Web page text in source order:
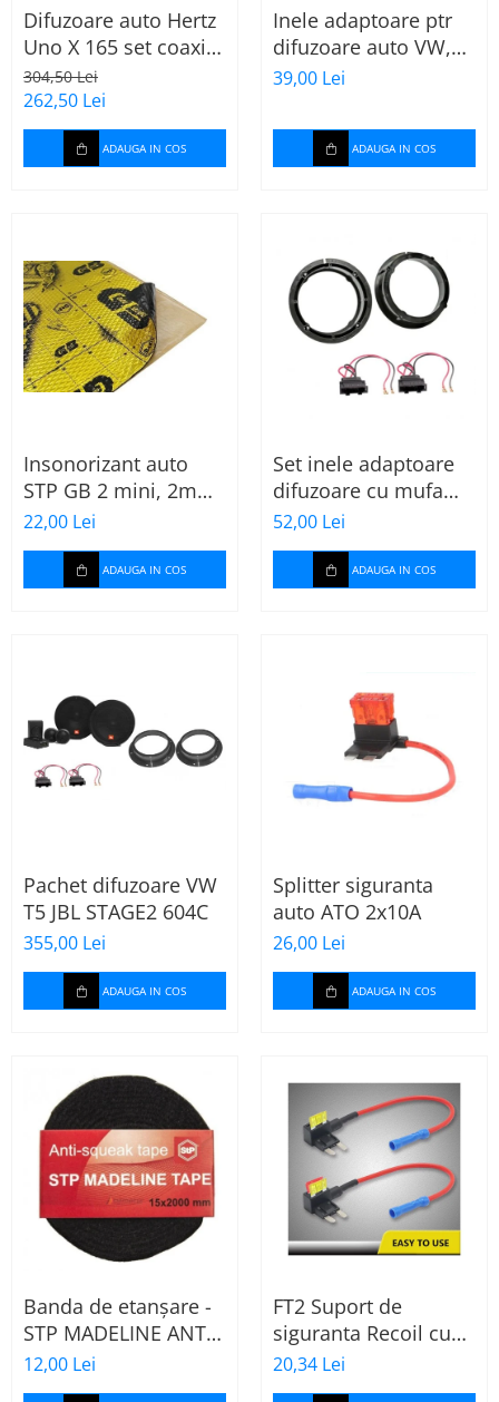
Difuzoare auto Hertz
Uno X 165 set coaxial
2 căi, 165mm, 55W
RMS, 4Ω, set 2
difuzoare
304,50 Lei
262,50 Lei
ADAUGA IN COS
Inele adaptoare ptr
difuzoare auto VW,
Skoda, Audi
39,00 Lei
ADAUGA IN COS
Insonorizant auto
STP GB 2 mini, 2mm,
375x470mm, Foaie
22,00 Lei
ADAUGA IN COS
Set inele adaptoare
difuzoare cu mufa
adaptor difuzor VW
Passat B5/B5.5
52,00 Lei
ADAUGA IN COS
Pachet difuzoare VW
T5 JBL STAGE2 604C
355,00 Lei
ADAUGA IN COS
Splitter siguranta
auto ATO 2x10A
26,00 Lei
ADAUGA IN COS
Banda de etanșare -
STP MADELINE ANTI
SQUEAK TAPE - 15 x
2000mm
12,00 Lei
FT2 Suport de
siguranta Recoil cu
sigurante mini ATS
de 10A si 20A
20,34 Lei